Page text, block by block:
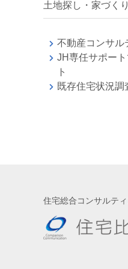
土地探し・家づく
不動産コンサル
JH専任サポー
ト
既存住宅状況調
住宅総合コンサルテ